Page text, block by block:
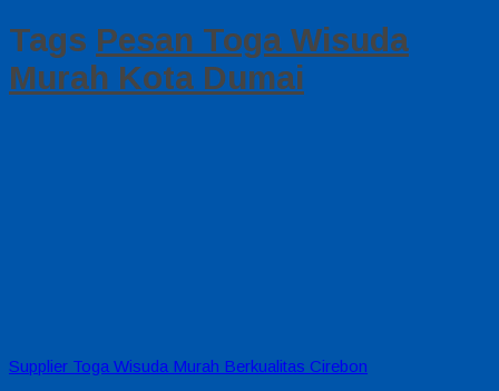
Tags Pesan Toga Wisuda
Murah Kota Dumai
Supplier Toga Wisuda Murah Berkualitas Cirebon